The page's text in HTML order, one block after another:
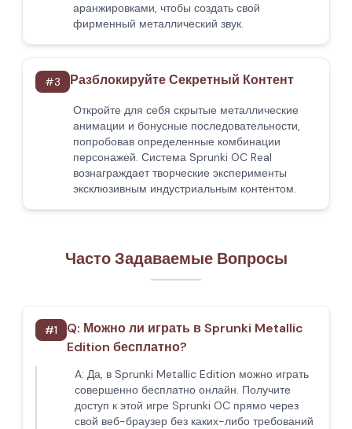
аранжировками, чтобы создать свой
фирменный металлический звук.
#3 Разблокируйте Секретный Контент
Откройте для себя скрытые металлические
анимации и бонусные последовательности,
попробовав определенные комбинации
персонажей. Система Sprunki OC Real
вознаграждает творческие эксперименты
эксклюзивным индустриальным контентом.
Часто Задаваемые Вопросы
#1 Q: Можно ли играть в Sprunki Metallic
Edition бесплатно?
A: Да, в Sprunki Metallic Edition можно играть
совершенно бесплатно онлайн. Получите
доступ к этой игре Sprunki OC прямо через
свой веб-браузер без каких-либо требований